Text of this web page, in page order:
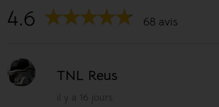
4.6 68 avis
TNL Reus
il y a 16 jours